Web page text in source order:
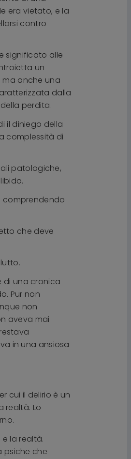
era vietato, e la
contro
significato alle
un
ma anche una
dalla
perdita.
il diniego della
complessità di
patologiche,
comprendendo
che deve
di una cronica
Pur non
non
aveva mai
in una ansiosa
cui il delirio è un
realtà. Lo
la realtà.
psiche che